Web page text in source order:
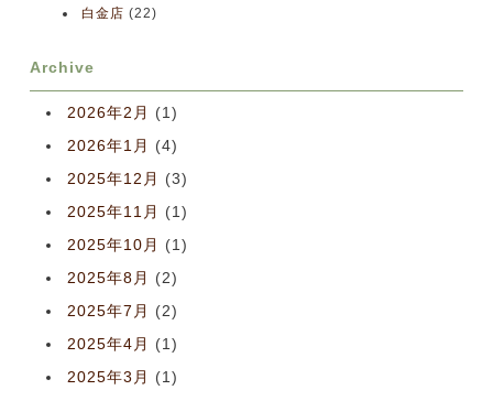
白金店 (22)
Archive
2026年2月
(1)
2026年1月
(4)
2025年12月
(3)
2025年11月
(1)
2025年10月
(1)
2025年8月
(2)
2025年7月
(2)
2025年4月
(1)
2025年3月
(1)